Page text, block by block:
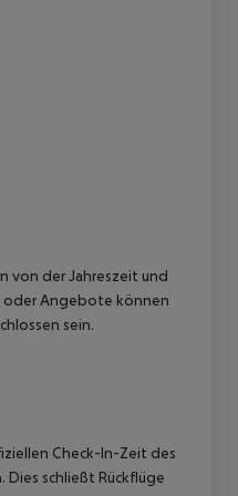
von der Jahreszeit und
oder Angebote können
sein.
Check-In-Zeit des
schließt Rückflüge